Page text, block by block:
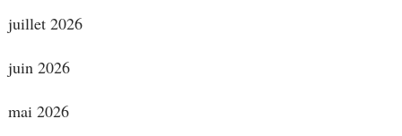
juillet 2026
juin 2026
mai 2026